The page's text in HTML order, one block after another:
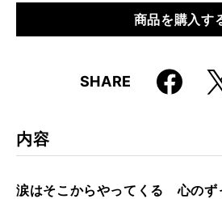
9784845638505
商品を購入す
SHARE Faceboo
k
X
内容
涙はそこからやってくる 心の